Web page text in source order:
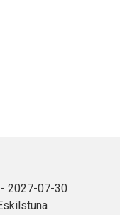
2027-07-30